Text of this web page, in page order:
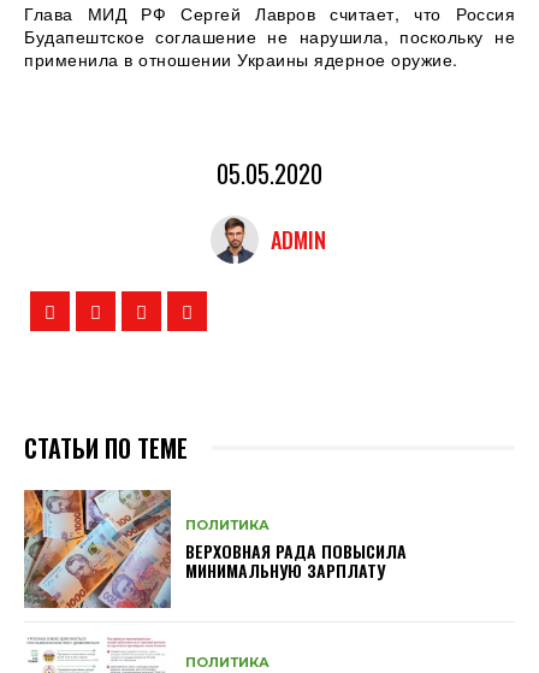
Глава МИД РФ Сергей Лавров считает, что Россия
Будапештское соглашение не нарушила, поскольку не
применила в отношении Украины ядерное оружие.
05.05.2020
ADMIN
СТАТЬИ ПО ТЕМЕ
ПОЛИТИКА
ВЕРХОВНАЯ РАДА ПОВЫСИЛА
МИНИМАЛЬНУЮ ЗАРПЛАТУ
ПОЛИТИКА